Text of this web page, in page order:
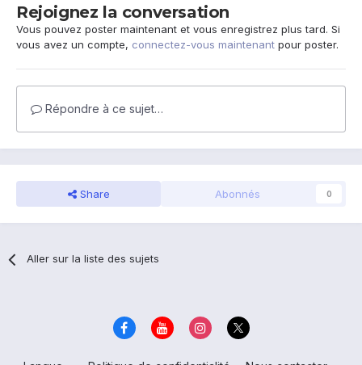
Rejoignez la conversation
Vous pouvez poster maintenant et vous enregistrez plus tard. Si
vous avez un compte, connectez-vous maintenant pour poster.
Répondre à ce sujet…
Share Abonnés 0
Aller sur la liste des sujets